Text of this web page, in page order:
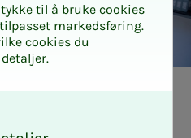
til å bruke cookies
markedsføring.
cookies du